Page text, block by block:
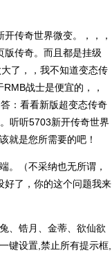
传奇世界微变。，，，
版传奇。而且都是挂级
了，，我不知道变态传
战士是便宜的，，
：看看新版超变态传奇
听听5703新开传奇世界
就是您所需要的吧！
。（不采纳也无所谓，
好了，你的这个问题我来
、锆月、金蒂、欲仙欲
键设置,禁止所有提示框,